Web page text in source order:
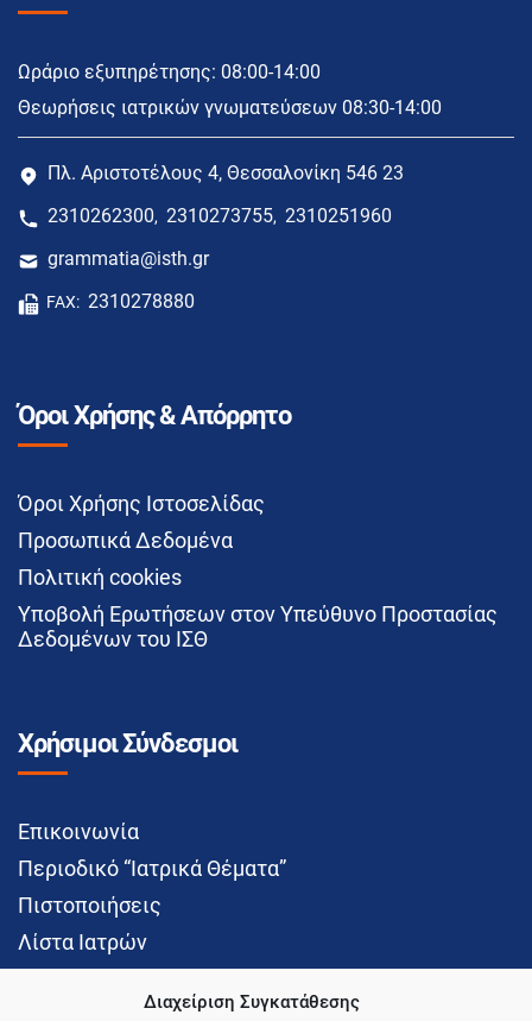
Διαχείριση Συγκατάθεσης
Ωράριο εξυπηρέτησης: 08:00-14:00
Θεωρήσεις ιατρικών γνωματεύσεων 08:30-14:00
Πλ. Αριστοτέλους 4, Θεσσαλονίκη 546 23
2310262300, 2310273755, 2310251960
grammatia@isth.gr
FAX: 2310278880
Όροι Χρήσης & Απόρρητο
Όροι Χρήσης Ιστοσελίδας
Προσωπικά Δεδομένα
Πολιτική cookies
Υποβολή Ερωτήσεων στον Υπεύθυνο Προστασίας
Δεδομένων του ΙΣΘ
Χρήσιμοι Σύνδεσμοι
Επικοινωνία
Περιοδικό “Ιατρικά Θέματα”
Πιστοποιήσεις
Λίστα Ιατρών